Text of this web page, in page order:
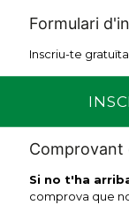
Formulari
Inscriu-te
Comprovant
Si no t'ha
comprova que